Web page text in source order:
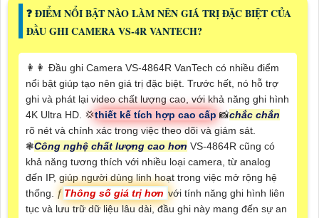
❓ ĐIỂM NỔI BẬT NÀO LÀM NÊN GIÁ TRỊ ĐẶC BIỆT CỦA
ĐẦU GHI CAMERA VS-4R VANTECH?
️👩‍👩 Đầu ghi Camera VS-4864R VanTech có nhiều điểm
nổi bật giúp tạo nên giá trị đặc biệt. Trước hết, nó hỗ trợ
ghi và phát lại video chất lượng cao, với khả năng ghi hình
4K Ultra HD. 💢thiết kế tích hợp cao cấp 📸chắc chắn
rõ nét và chính xác trong việc theo dõi và giám sát.
❃Công nghệ chất lượng cao hơn VS-4864R cũng có
khả năng tương thích với nhiều loại camera, từ analog
đến IP, giúp người dùng linh hoạt trong việc mở rộng hệ
thống. ƒ Thông số giá trị hơn với tính năng ghi hình liên
tục và lưu trữ dữ liệu lâu dài, đầu ghi này mang đến sự an